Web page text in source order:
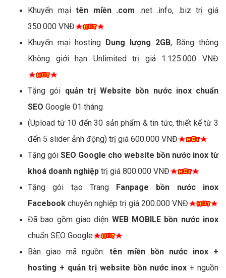
Khuyến mạitên miền .com .net .info, .biz trị giá
350.000 VNĐ
Khuyến mại hosting Dung lượng 2GB, Băng thông
Không giới hạn Unlimited trị giá 1.125.000 VNĐ
Tặng gói quản trị Website bồn nước inox chuẩn
SEO Google 01 tháng
(Upload từ 10 đến 30 sản phẩm & tin tức, thiết kế từ 3
đến 5 slider ảnh động) trị giá 600.000 VNĐ
Tặng gói SEO Google cho website bồn nước inox từ
khoá doanh nghiệp trị giá 800.000 VNĐ
Tặng gói tạo Trang Fanpage bồn nước inox
Facebook chuyên nghiệp trị giá 200.000 VNĐ
Đã bao gồm giao diện WEB MOBILE bồn nước inox
chuẩn SEO Google
Bàn giao mã nguồn: tên miền bồn nước inox +
hosting + quản trị website bồn nước inox + nguồn